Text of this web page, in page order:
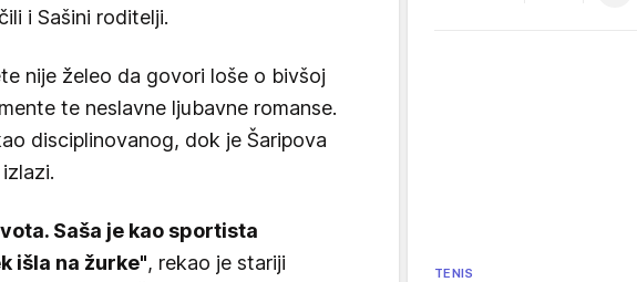
i Sašini roditelji.
nije želeo da govori loše o bivšoj
te neslavne ljubavne romanse.
disciplinovanog, dok je Šaripova
Saša je kao sportista
išla na žurke", rekao je stariji
TENIS